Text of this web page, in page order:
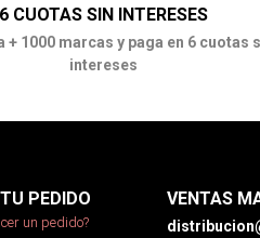
6 CUOTAS SIN INTERESES
+ 1000 marcas y paga en 6 cuotas
intereses
PEDIDO
un pedido?
VENTAS